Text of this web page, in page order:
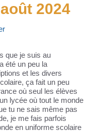
2024
que je suis au
été un peu la
et les divers
ça fait un peu
où seul les élèves
lycée où tout le monde
tu ne sais même pas
je me fais parfois
en uniforme scolaire